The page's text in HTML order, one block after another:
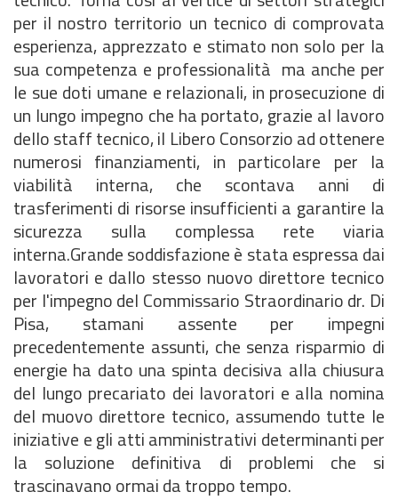
per il nostro territorio un tecnico di comprovata
esperienza, apprezzato e stimato non solo per la
sua competenza e professionalità ma anche per
le sue doti umane e relazionali, in prosecuzione di
un lungo impegno che ha portato, grazie al lavoro
dello staff tecnico, il Libero Consorzio ad ottenere
numerosi finanziamenti, in particolare per la
viabilità interna, che scontava anni di
trasferimenti di risorse insufficienti a garantire la
sicurezza sulla complessa rete viaria
interna.Grande soddisfazione è stata espressa dai
lavoratori e dallo stesso nuovo direttore tecnico
per l'impegno del Commissario Straordinario dr. Di
Pisa, stamani assente per impegni
precedentemente assunti, che senza risparmio di
energie ha dato una spinta decisiva alla chiusura
del lungo precariato dei lavoratori e alla nomina
del muovo direttore tecnico, assumendo tutte le
iniziative e gli atti amministrativi determinanti per
la soluzione definitiva di problemi che si
trascinavano ormai da troppo tempo.